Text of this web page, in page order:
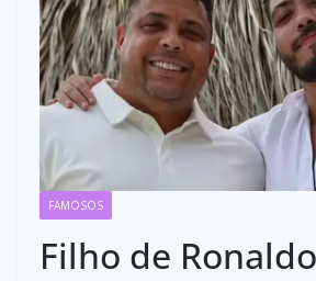
FAMOSOS
Filho de Ronaldo